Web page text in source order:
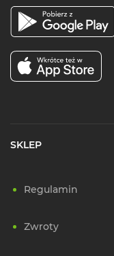
SKLEP
Regulamin
Zwroty